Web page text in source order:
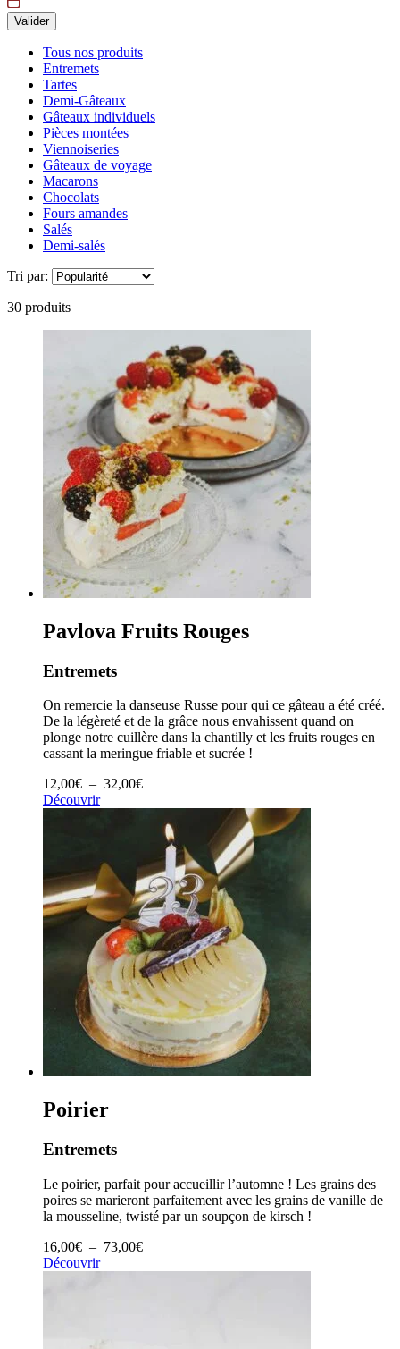
Tous nos produits
Entremets
Tartes
Demi-Gâteaux
Gâteaux individuels
Pièces montées
Viennoiseries
Gâteaux de voyage
Macarons
Chocolats
Fours amandes
Salés
Demi-salés
Tri par:
30 produits
Pavlova Fruits Rouges
Entremets
On remercie la danseuse Russe pour qui ce gâteau a été créé.
De la légèreté et de la grâce nous envahissent quand on
plonge notre cuillère dans la chantilly et les fruits rouges en
cassant la meringue friable et sucrée !
12,00€ – 32,00€Plage
12,00€
32,00€
Découvrir
Poirier
Entremets
Le poirier, parfait pour accueillir l’automne ! Les grains des
poires se marieront parfaitement avec les grains de vanille de
la mousseline, twisté par un soupçon de kirsch !
16,00€ – 73,00€Plage
Découvrir